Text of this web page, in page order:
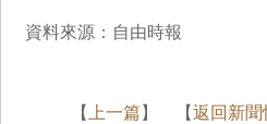
資料來源：自由時報
【 上一篇 】 【返回新聞